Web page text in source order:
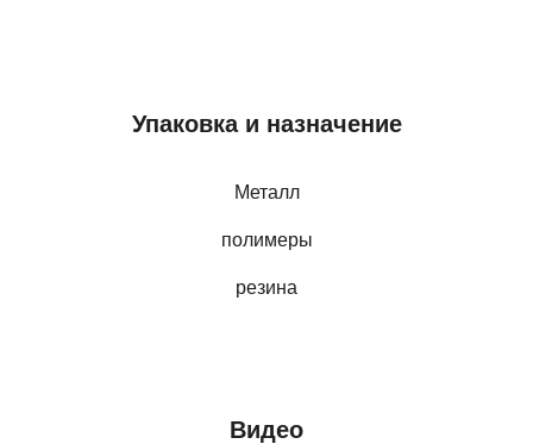
Упаковка и назначение
Металл
полимеры
резина
Видео